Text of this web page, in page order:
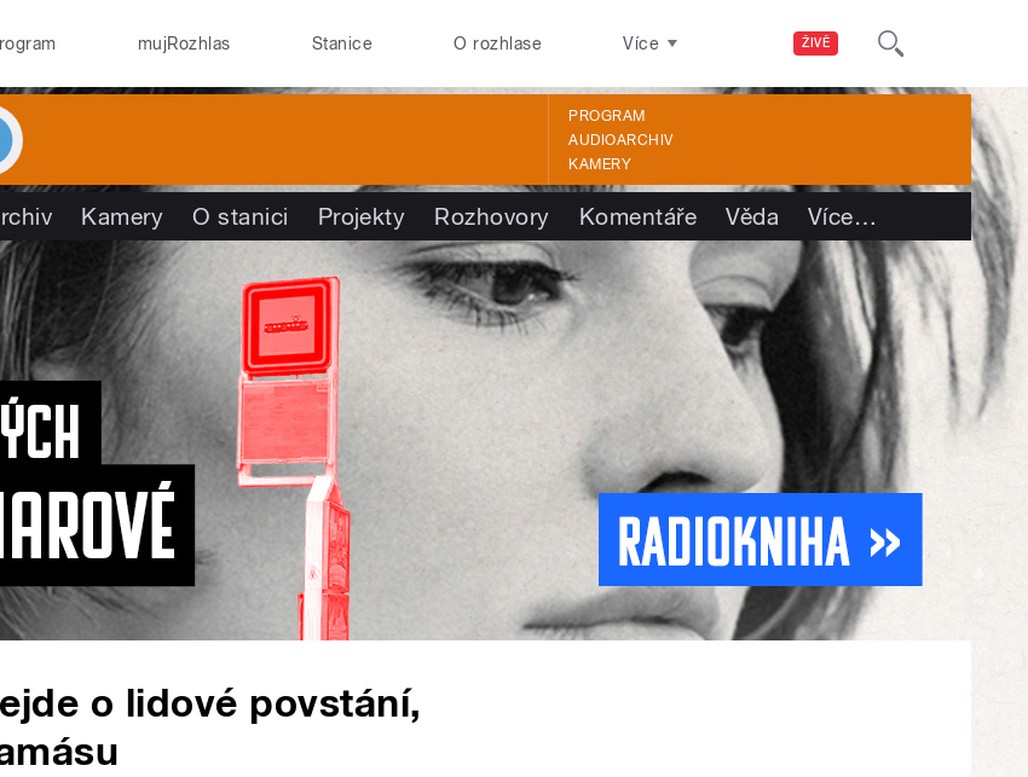
ŽIVĚ
mujRozhlas Stanice O rozhlase Více
PROGRAM
AUDIOARCHIV
KAMERY
Kamery O stanici Projekty Rozhovory Komentáře Věda Více…
o lidové povstání,